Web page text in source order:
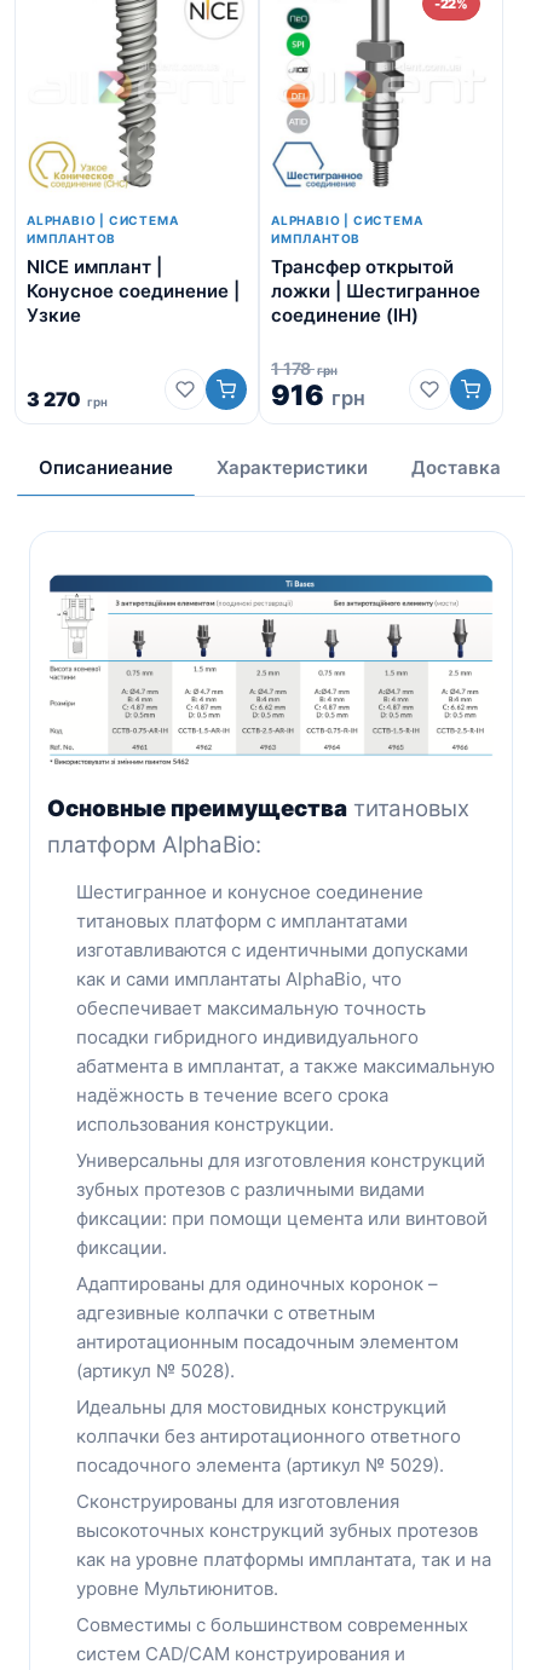
ALPHABIO | СИСТЕМА
ИМПЛАНТОВ
NICE имплант |
Конусное соединение |
Узкие
3 270 грн
ALPHABIO | СИСТЕМА
ИМПЛАНТОВ
Трансфер открытой
ложки | Шестигранное
соединение (IH)
1 178грн
916 грн
Описаниеание Характеристики Доставка
Основные преимущества титановых
платформ AlphaBio:
Шестигранное и конусное соединение
титановых платформ с имплантатами
изготавливаются с идентичными допусками
как и сами имплантаты AlphaBio, что
обеспечивает максимальную точность
посадки гибридного индивидуального
абатмента в имплантат, а также максимальную
надёжность в течение всего срока
использования конструкции.
Универсальны для изготовления конструкций
зубных протезов с различными видами
фиксации: при помощи цемента или винтовой
фиксации.
Адаптированы для одиночных коронок –
адгезивные колпачки с ответным
антиротационным посадочным элементом
(артикул № 5028).
Идеальны для мостовидных конструкций
колпачки без антиротационного ответного
посадочного элемента (артикул № 5029).
Сконструированы для изготовления
высокоточных конструкций зубных протезов
как на уровне платформы имплантата, так и на
уровне Мультиюнитов.
Совместимы с большинством современных
систем CAD/CAM конструирования и